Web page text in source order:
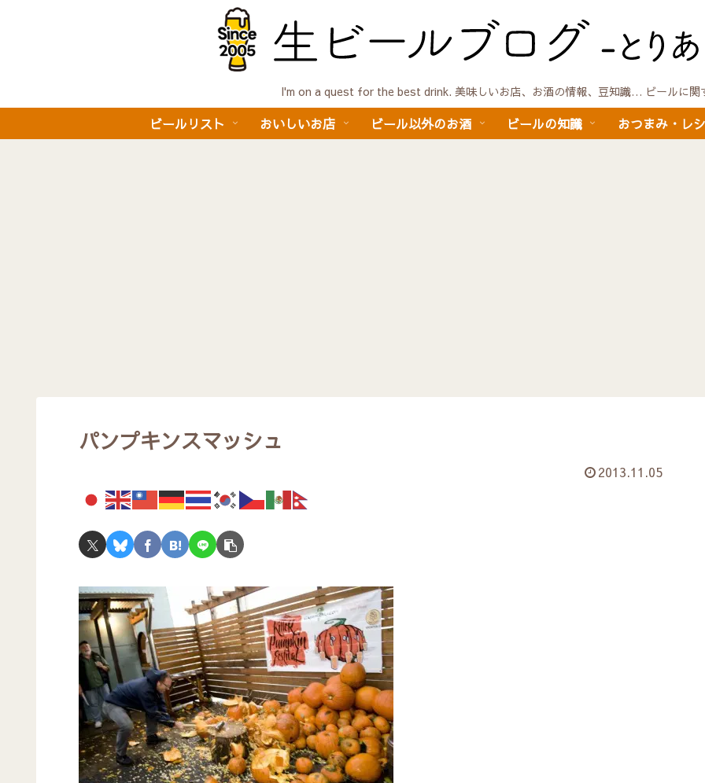
I'm on a quest for the best drink. 美味しいお店、お酒の情報、豆知識… ビールに関
ビールリスト おいしいお店 ビール以外のお酒 ビールの知識 おつまみ・レ
パンプキンスマッシュ
2013.11.05